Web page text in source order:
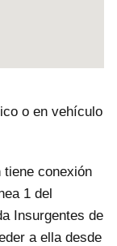
o en vehículo
tiene conexión
1 del
Insurgentes de
a ella desde